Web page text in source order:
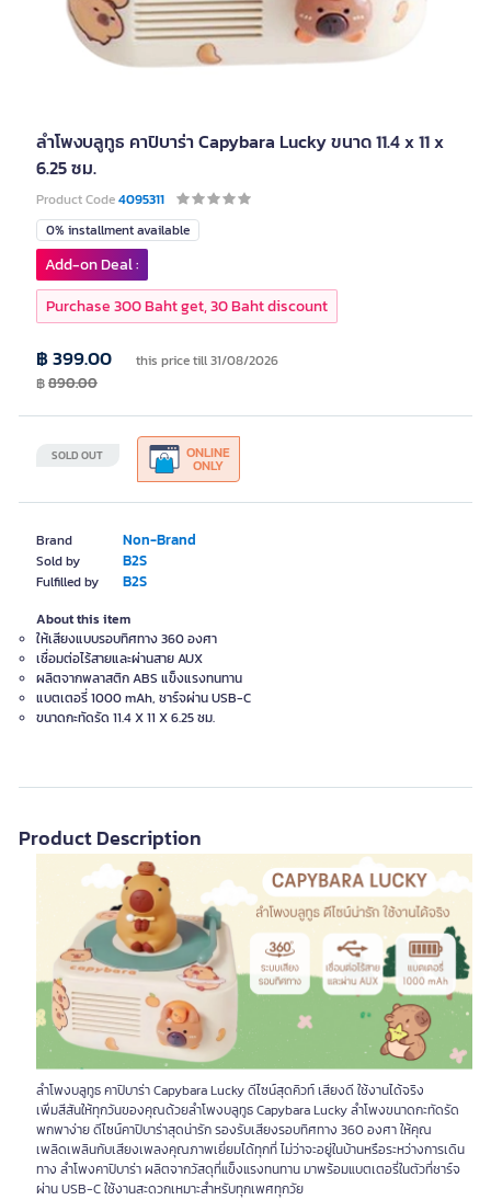
ลำโพงบลูทูธ คาปิบาร่า Capybara Lucky ขนาด 11.4 x 11 x
6.25 ซม.
Product Code4095311
Brand Non-Brand
Sold by B2S
Fulfilled by B2S
0% installment available
SOLD OUT ONLINE
ONLY
฿ 399.00 this price till 31/08/2026
฿890.00
Add-on Deal :
Purchase 300 Baht get, 30 Baht discount
About this item
ให้เสียงแบบรอบทิศทาง 360 องศา
เชื่อมต่อไร้สายและผ่านสาย AUX
ผลิตจากพลาสติก ABS แข็งแรงทนทาน
แบตเตอรี่ 1000 mAh, ชาร์จผ่าน USB-C
ขนาดกะทัดรัด 11.4 X 11 X 6.25 ซม.
Product Description
ลำโพงบลูทูธ คาปิบาร่า Capybara Lucky ดีไซน์สุดคิวท์ เสียงดี ใช้งานได้จริง
เพิ่มสีสันให้ทุกวันของคุณด้วยลำโพงบลูทูธ Capybara Lucky ลำโพงขนาดกะทัดรัด
พกพาง่าย ดีไซน์คาปิบาร่าสุดน่ารัก รองรับเสียงรอบทิศทาง 360 องศา ให้คุณ
เพลิดเพลินกับเสียงเพลงคุณภาพเยี่ยมได้ทุกที่ ไม่ว่าจะอยู่ในบ้านหรือระหว่างการเดิน
ทาง ลำโพงคาปิบาร่า ผลิตจากวัสดุที่แข็งแรงทนทาน มาพร้อมแบตเตอรี่ในตัวที่ชาร์จ
ผ่าน USB-C ใช้งานสะดวกเหมาะสำหรับทุกเพศทุกวัย